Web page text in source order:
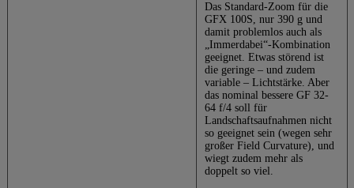
Das Standard-Zoom für die
GFX 100S, nur 390 g und
damit problemlos auch als
„Immerdabei“-Kombination
geeignet. Etwas störend ist
die geringe – und zudem
variable – Lichtstärke. Aber
das nominal bessere GF 32-
64 f/4 soll für
Landschaftsaufnahmen nicht
so geeignet sein (wegen sehr
großer Field Curvature), und
wiegt zudem mehr als
doppelt so viel.